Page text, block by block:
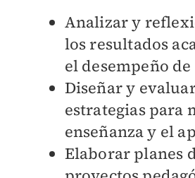
Analizar y
los resultados
el desempeño
Diseñar y
estrategias para
enseñanza y el
Elaborar planes